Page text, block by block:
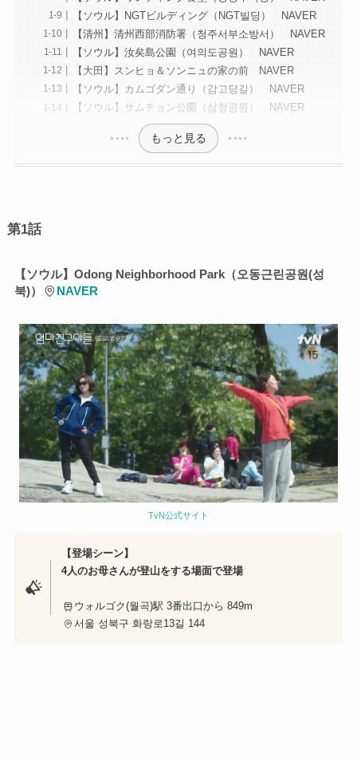
【ソウル】NGTビルディング（NGT빌딩） NAVER
【清州】清州西部消防署（청주서부소방서） NAVER
【ソウル】汝矣島公園（여의도공원） NAVER
【大田】スンヒョ＆ソンニュの家の前 NAVER
【ソウル】カムゴダン通り（감고당길） NAVER
【ソウル】サムチョン公園（삼청공원） NAVER
もっと見る
第1話
【ソウル】Odong Neighborhood Park（오동근린공원(성
북)）
NAVER
TvN公式サイト
【登場シーン】
4人のお母さんが登山をする場面で登場
ウォルゴク(월곡)駅 3番出口から 849m
서울 성북구 화랑로13길 144